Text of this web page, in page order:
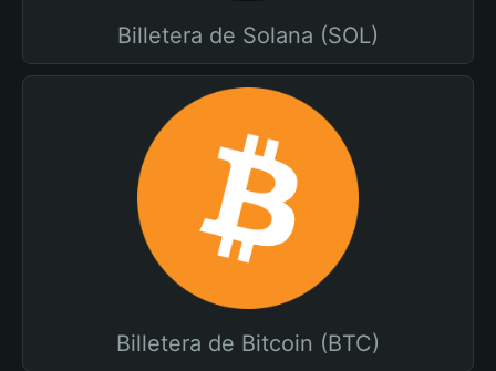
Billetera de Solana (SOL)
Billetera de Bitcoin (BTC)